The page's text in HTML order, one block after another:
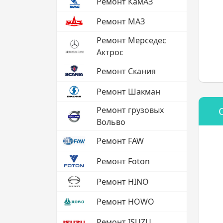
Ремонт МАЗ
Ремонт Мерседес
Актрос
Ремонт Скания
Ремонт Шакман
Ремонт грузовых
Вольво
Ремонт FAW
Ремонт Foton
Ремонт HINO
Ремонт HOWO